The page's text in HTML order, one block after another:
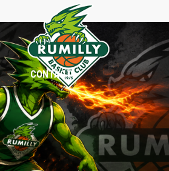
BENJAMINS
MINIMES
CADETS
CONTACT